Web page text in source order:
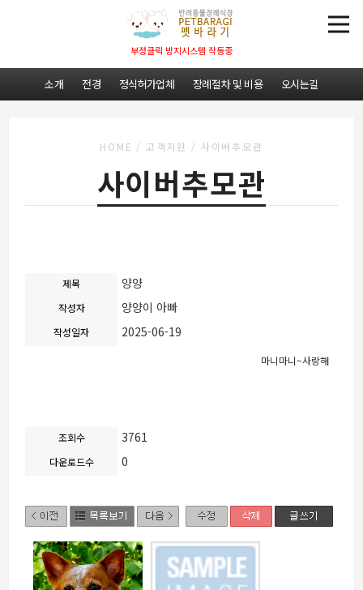
부정클릭 방지시스템 작동중
소개 전경 정식허가업체 장례절차 및 비용 오시는길
HOME /고객지원 / 사이버추모관
사이버추모관
제목 양양
작성자 양양이 아빠
작성일자 2025-06-19
마니마니~사랑해
조회수 3761
다운로드수 0